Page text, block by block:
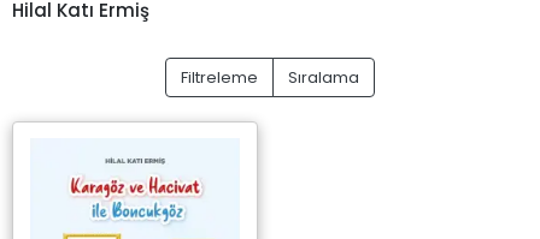
Hilal Katı Ermiş
Filtreleme Sıralama